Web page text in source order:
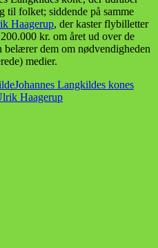
til folket; siddende på samme
Haagerup, der kaster flybilletter
kr. om året ud over de
belærer dem om nødvendigheden
medier.
Johannes Langkildes kones
Haagerup